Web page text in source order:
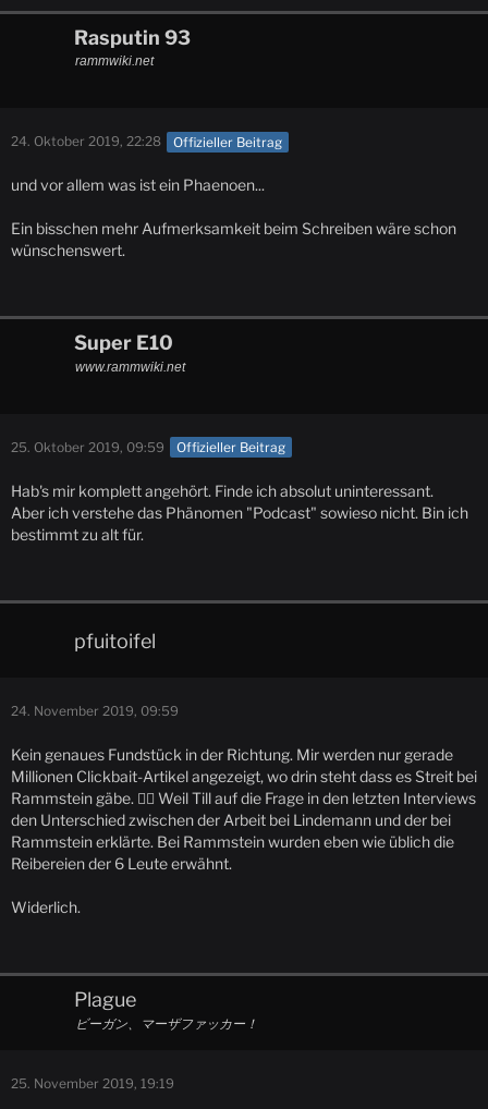
Rasputin 93
rammwiki.net
24. Oktober 2019, 22:28 Offizieller Beitrag
und vor allem was ist ein Phaenoen...
Ein bisschen mehr Aufmerksamkeit beim Schreiben wäre schon
wünschenswert.
Super E10
www.rammwiki.net
25. Oktober 2019, 09:59 Offizieller Beitrag
Hab's mir komplett angehört. Finde ich absolut uninteressant.
Aber ich verstehe das Phänomen "Podcast" sowieso nicht. Bin ich
bestimmt zu alt für.
pfuitoifel
24. November 2019, 09:59
Kein genaues Fundstück in der Richtung. Mir werden nur gerade
Millionen Clickbait-Artikel angezeigt, wo drin steht dass es Streit bei
Rammstein gäbe. 🤦‍♂️ Weil Till auf die Frage in den letzten Interviews
den Unterschied zwischen der Arbeit bei Lindemann und der bei
Rammstein erklärte. Bei Rammstein wurden eben wie üblich die
Reibereien der 6 Leute erwähnt.
Widerlich.
Plague
ビーガン、マーザファッカー！
25. November 2019, 19:19